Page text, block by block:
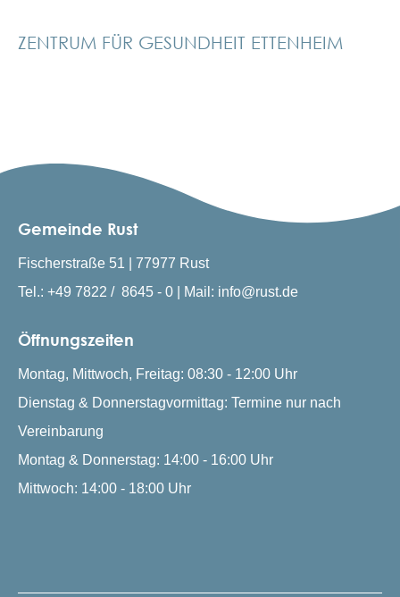
ZENTRUM FÜR GESUNDHEIT ETTENHEIM
Gemeinde Rust
Fischerstraße 51 | 77977 Rust
Tel.: +49 7822 / 8645 - 0 | Mail: info@rust.de
Öffnungszeiten
Montag, Mittwoch, Freitag: 08:30 - 12:00 Uhr
Dienstag & Donnerstagvormittag: Termine nur nach
Vereinbarung
Montag & Donnerstag: 14:00 - 16:00 Uhr
Mittwoch: 14:00 - 18:00 Uhr